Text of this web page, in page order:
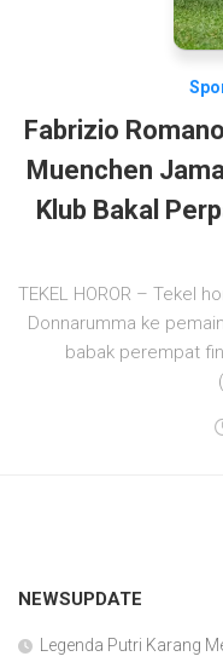
Fabrizio
Muenchen
Klub Bakal
TEKEL HOROR – Tekel
Donnarumma ke
babak perempat
NEWSUPDATE
Legenda Putri Karang